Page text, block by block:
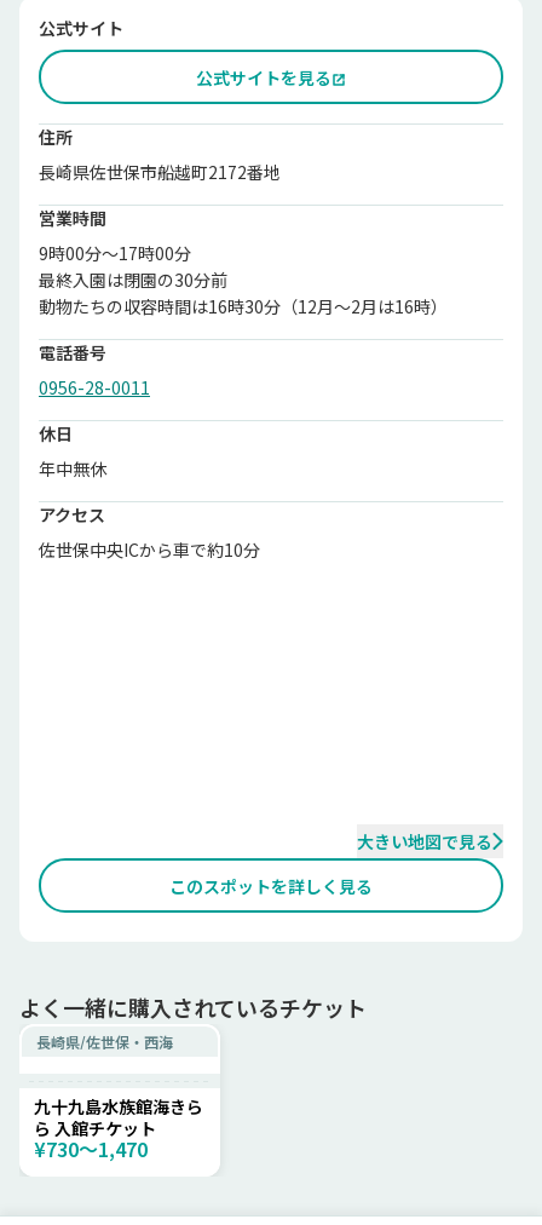
公式サイト
公式サイトを見る
住所
長崎県佐世保市船越町2172番地
営業時間
9時00分～17時00分
最終入園は閉園の30分前
動物たちの収容時間は16時30分（12月～2月は16時）
電話番号
0956-28-0011
休日
年中無休
アクセス
佐世保中央ICから車で約10分
大きい地図で見る
このスポットを詳しく見る
よく一緒に購入されているチケット
長崎県/佐世保・西海
九十九島水族館海きら
ら 入館チケット
¥730〜1,470